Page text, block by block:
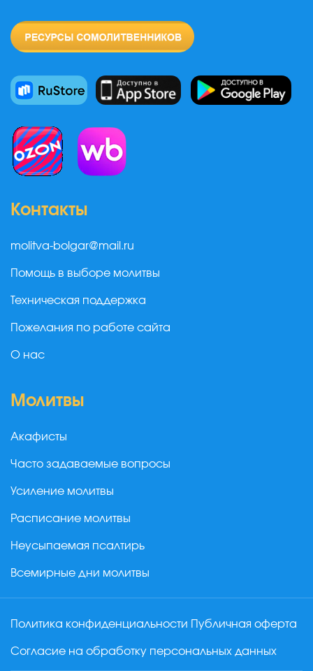
Контакты
molitva-bolgar@mail.ru
Помощь в выборе молитвы
Техническая поддержка
Пожелания по работе сайта
О нас
Молитвы
Акафисты
Часто задаваемые вопросы
Усиление молитвы
Расписание молитвы
Неусыпаемая псалтирь
Всемирные дни молитвы
Политика конфиденциальности Публичная оферта
Согласие на обработку персональных данных